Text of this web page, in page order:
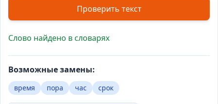
Проверить текст
Слово найдено в словарях
Возможные замены:
время пора час срок